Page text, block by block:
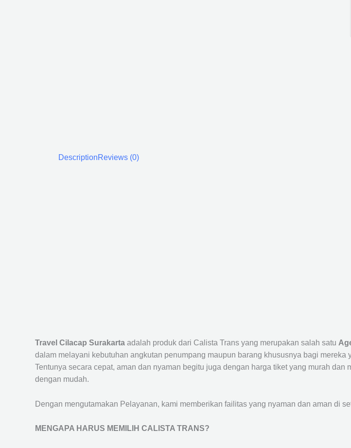
DescriptionReviews (0)
Travel Cilacap Surakarta adalah produk dari Calista Trans yang merupakan salah satu
dalam melayani kebutuhan angkutan penumpang maupun barang khususnya bagi
Tentunya secara cepat, aman dan nyaman begitu juga dengan harga tiket yang murah
dengan mudah.
Dengan mengutamakan Pelayanan, kami memberikan failitas yang nyaman dan aman di
MENGAPA HARUS MEMILIH CALISTA TRANS?